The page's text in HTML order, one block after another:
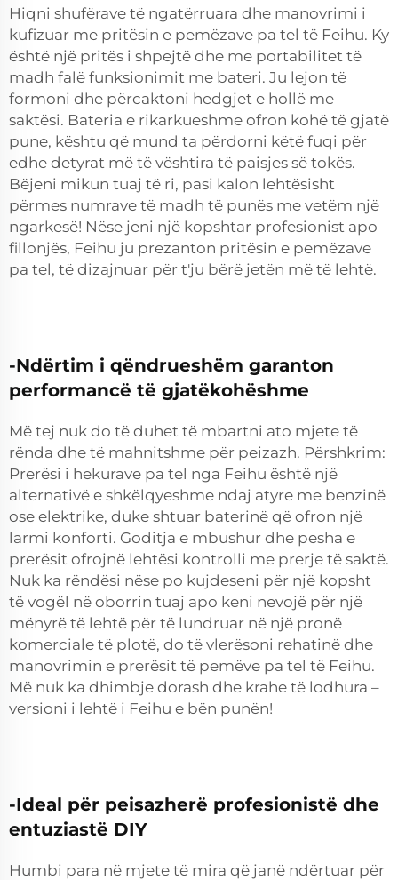
Hiqni shufërave të ngatërruara dhe manovrimi i
kufizuar me pritësin e pemëzave pa tel të Feihu. Ky
është një pritës i shpejtë dhe me portabilitet të
madh falë funksionimit me bateri. Ju lejon të
formoni dhe përcaktoni hedgjet e hollë me
saktësi. Bateria e rikarkueshme ofron kohë të gjatë
pune, kështu që mund ta përdorni këtë fuqi për
edhe detyrat më të vështira të paisjes së tokës.
Bëjeni mikun tuaj të ri, pasi kalon lehtësisht
përmes numrave të madh të punës me vetëm një
ngarkesë! Nëse jeni një kopshtar profesionist apo
fillonjës, Feihu ju prezanton pritësin e pemëzave
pa tel, të dizajnuar për t'ju bërë jetën më të lehtë.
-Ndërtim i qëndrueshëm garanton
performancë të gjatëkohëshme
Më tej nuk do të duhet të mbartni ato mjete të
rënda dhe të mahnitshme për peizazh. Përshkrim:
Prerësi i hekurave pa tel nga Feihu është një
alternativë e shkëlqyeshme ndaj atyre me benzinë
ose elektrike, duke shtuar baterinë që ofron një
larmi konforti. Goditja e mbushur dhe pesha e
prerësit ofrojnë lehtësi kontrolli me prerje të saktë.
Nuk ka rëndësi nëse po kujdeseni për një kopsht
të vogël në oborrin tuaj apo keni nevojë për një
mënyrë të lehtë për të lundruar në një pronë
komerciale të plotë, do të vlerësoni rehatinë dhe
manovrimin e prerësit të pemëve pa tel të Feihu.
Më nuk ka dhimbje dorash dhe krahe të lodhura –
versioni i lehtë i Feihu e bën punën!
-Ideal për peisazherë profesionistë dhe
entuziastë DIY
Humbi para në mjete të mira që janë ndërtuar për